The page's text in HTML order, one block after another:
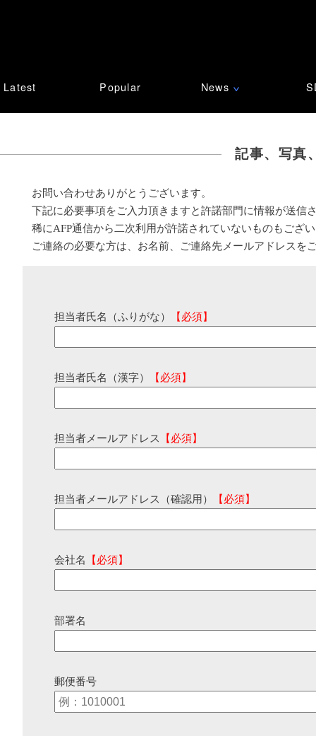
Latest Popular News ∨
記事、写真
お問い合わせありがとうございます。
下記に必要事項をご入力頂きますと許諾部門に情報が送信
稀にAFP通信から二次利用が許諾されていないものもござ
ご連絡の必要な方は、お名前、ご連絡先メールアドレスを
担当者氏名（ふりがな） 【必須】
担当者氏名（漢字） 【必須】
担当者メールアドレス 【必須】
担当者メールアドレス（確認用） 【必須】
会社名 【必須】
部署名
郵便番号